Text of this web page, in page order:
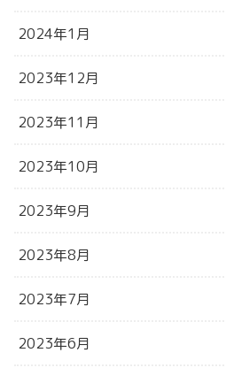
2024年1月
2023年12月
2023年11月
2023年10月
2023年9月
2023年8月
2023年7月
2023年6月